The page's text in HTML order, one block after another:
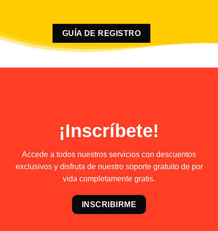
GUÍA DE REGISTRO
¡Inscríbete!
Accede a todos nuestros servicios con descuentos
exclusivos y disfruta de nuestro soporte gratuito de por
vida completamente gratis.
INSCRIBIRME